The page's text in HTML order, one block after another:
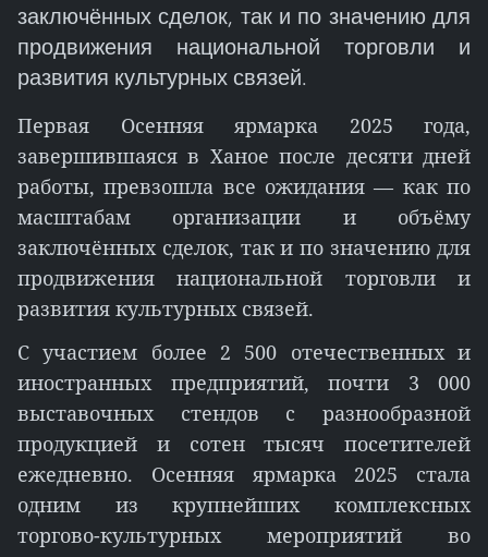
заключённых сделок, так и по значению для
продвижения национальной торговли и
развития культурных связей.
Первая Осенняя ярмарка 2025 года,
завершившаяся в Ханое после десяти дней
работы, превзошла все ожидания — как по
масштабам организации и объёму
заключённых сделок, так и по значению для
продвижения национальной торговли и
развития культурных связей.
С участием более 2 500 отечественных и
иностранных предприятий, почти 3 000
выставочных стендов с разнообразной
продукцией и сотен тысяч посетителей
ежедневно. Осенняя ярмарка 2025 стала
одним из крупнейших комплексных
торгово-культурных мероприятий во